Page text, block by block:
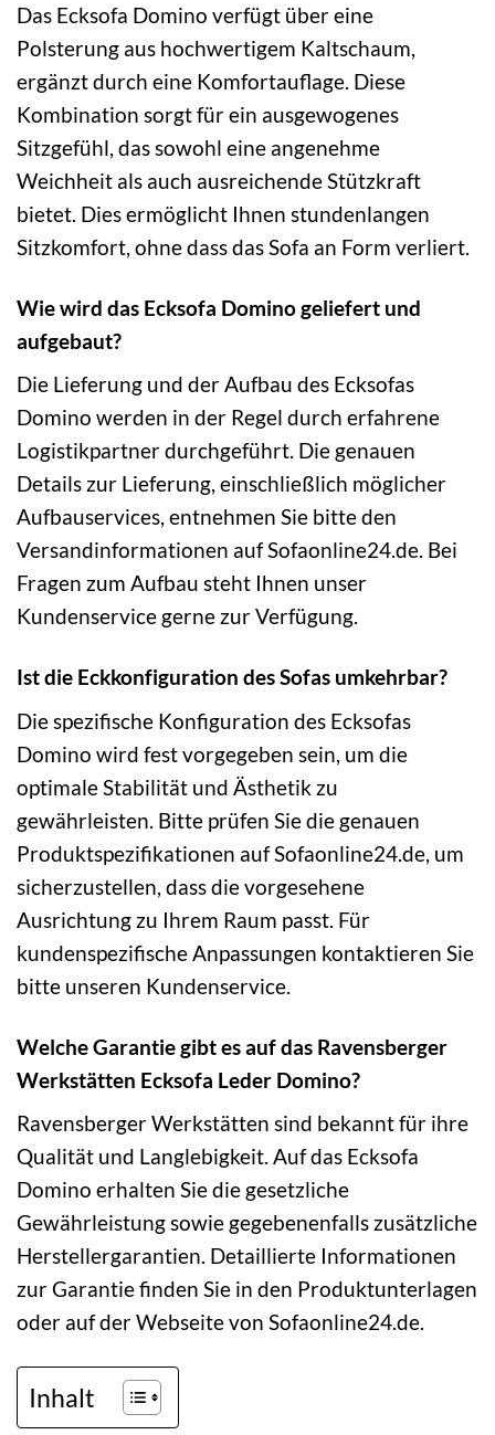
Das Ecksofa Domino verfügt über eine
Polsterung aus hochwertigem Kaltschaum,
ergänzt durch eine Komfortauflage. Diese
Kombination sorgt für ein ausgewogenes
Sitzgefühl, das sowohl eine angenehme
Weichheit als auch ausreichende Stützkraft
bietet. Dies ermöglicht Ihnen stundenlangen
Sitzkomfort, ohne dass das Sofa an Form verliert.
Wie wird das Ecksofa Domino geliefert und
aufgebaut?
Die Lieferung und der Aufbau des Ecksofas
Domino werden in der Regel durch erfahrene
Logistikpartner durchgeführt. Die genauen
Details zur Lieferung, einschließlich möglicher
Aufbauservices, entnehmen Sie bitte den
Versandinformationen auf Sofaonline24.de. Bei
Fragen zum Aufbau steht Ihnen unser
Kundenservice gerne zur Verfügung.
Ist die Eckkonfiguration des Sofas umkehrbar?
Die spezifische Konfiguration des Ecksofas
Domino wird fest vorgegeben sein, um die
optimale Stabilität und Ästhetik zu
gewährleisten. Bitte prüfen Sie die genauen
Produktspezifikationen auf Sofaonline24.de, um
sicherzustellen, dass die vorgesehene
Ausrichtung zu Ihrem Raum passt. Für
kundenspezifische Anpassungen kontaktieren Sie
bitte unseren Kundenservice.
Welche Garantie gibt es auf das Ravensberger
Werkstätten Ecksofa Leder Domino?
Ravensberger Werkstätten sind bekannt für ihre
Qualität und Langlebigkeit. Auf das Ecksofa
Domino erhalten Sie die gesetzliche
Gewährleistung sowie gegebenenfalls zusätzliche
Herstellergarantien. Detaillierte Informationen
zur Garantie finden Sie in den Produktunterlagen
oder auf der Webseite von Sofaonline24.de.
Inhalt